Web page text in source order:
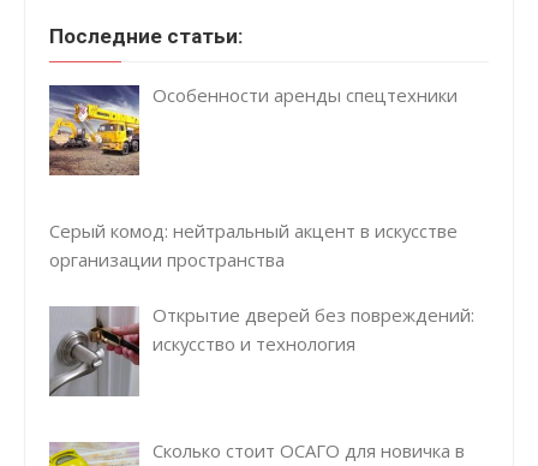
Последние статьи:
Особенности аренды спецтехники
Серый комод: нейтральный акцент в искусстве
организации пространства
Открытие дверей без повреждений:
искусство и технология
Сколько стоит ОСАГО для новичка в